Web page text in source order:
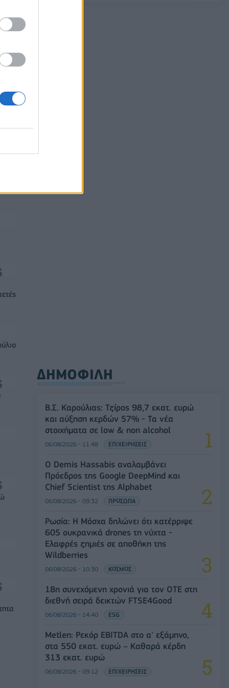
ΔΗΜΟΦΙΛΗ
Β.Σ. Καρούλιας: Τζίρος 98,7 εκατ. ευρώ
και αύξηση κερδών 57% - Τα νέα
στοιχήματα σε low & non alcohol
06/08/2026 - 11:48 ΕΠΙΧΕΙΡΗΣΕΙΣ
Ο Demis Hassabis αναλαμβάνει
Πρόεδρος της Google DeepMind και
Chief Scientist της Alphabet
06/08/2026 - 09:32 ΠΡΟΣΩΠΑ
Ρωσία: Η Μόσχα δηλώνει ότι κατέρριψε
605 ουκρανικά drones τη νύχτα -
Ελαφρές ζημιές σε αποθήκη της
Wildberries
06/08/2026 - 10:30 ΚΟΣΜΟΣ
18η συνεχόμενη χρονιά για τον ΟΤΕ στη
διεθνή σειρά δεικτών FTSE4Good
06/08/2026 - 14:40 ESG
Metlen: Ρεκόρ EBITDA στο α' εξάμηνο,
στα 550 εκατ. ευρώ – Καθαρά κέρδη
313 εκατ. ευρώ
06/08/2026 - 09:12 ΕΠΙΧΕΙΡΗΣΕΙΣ